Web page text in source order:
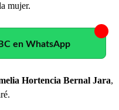
mujer.
en WhatsApp
Hortencia Bernal Jara,